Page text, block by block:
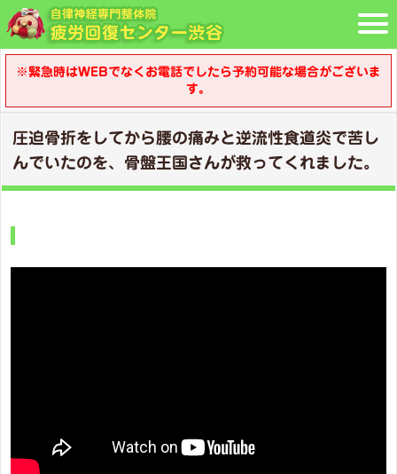
※緊急時はWEBでなくお電話でしたら予約可能な場合がございま
す。
圧迫骨折をしてから腰の痛みと逆流性食道炎で苦し
んでいたのを、骨盤王国さんが救ってくれました。